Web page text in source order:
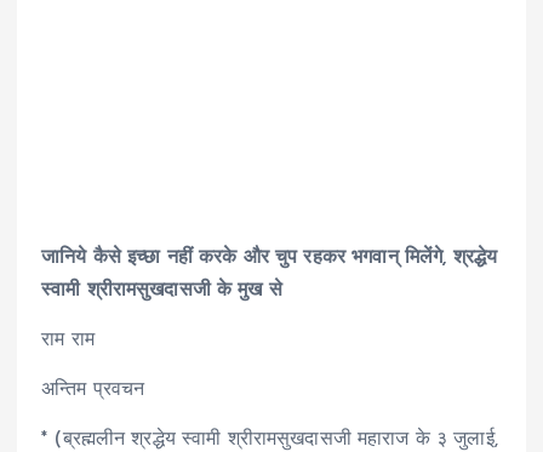
जानिये कैसे इच्छा नहीं करके और चुप रहकर भगवान् मिलेंगे, श्रद्धेय
स्वामी श्रीरामसुखदासजी के मुख से
राम राम
अन्तिम प्रवचन
* (ब्रह्मलीन श्रद्धेय स्वामी श्रीरामसुखदासजी महाराज के ३ जुलाई,